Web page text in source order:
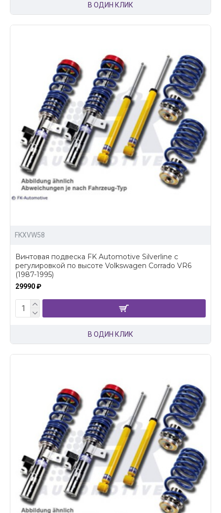
В ОДИН КЛИК
FKXVW58
Винтовая подвеска FK Automotive Silverline c
регулировкой по высоте Volkswagen Corrado VR6
(1987-1995)
29990 ₽
В ОДИН КЛИК